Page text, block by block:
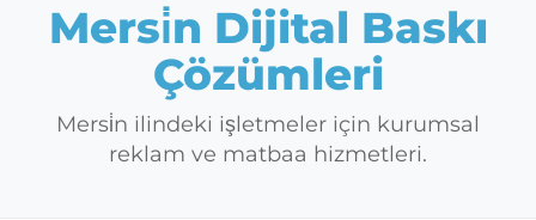
Mersi̇n Dijital Baskı
Çözümleri
Mersi̇n ilindeki işletmeler için kurumsal
reklam ve matbaa hizmetleri.